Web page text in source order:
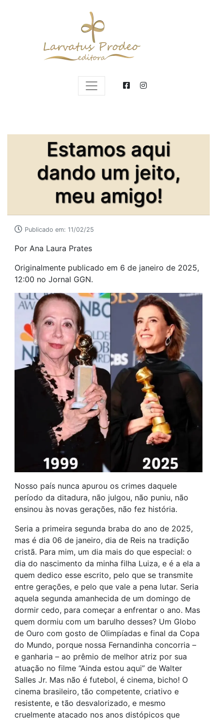
Estamos aqui
dando um jeito,
meu amigo!
Publicado em: 11/02/25
Por Ana Laura Prates
Originalmente publicado em 6 de janeiro de 2025,
12:00 no Jornal GGN.
Nosso país nunca apurou os crimes daquele
período da ditadura, não julgou, não puniu, não
ensinou às novas gerações, não fez história.
Seria a primeira segunda braba do ano de 2025,
mas é dia 06 de janeiro, dia de Reis na tradição
cristã. Para mim, um dia mais do que especial: o
dia do nascimento da minha filha Luiza, e é a ela a
quem dedico esse escrito, pelo que se transmite
entre gerações, e pelo que vale a pena lutar. Seria
aquela segunda amanhecida de um domingo de
dormir cedo, para começar a enfrentar o ano. Mas
quem dormiu com um barulho desses? Um Globo
de Ouro com gosto de Olimpíadas e final da Copa
do Mundo, porque nossa Fernandinha concorria –
e ganharia – ao prêmio de melhor atriz por sua
atuação no filme “Ainda estou aqui” de Walter
Salles Jr. Mas não é futebol, é cinema, bicho! O
cinema brasileiro, tão competente, criativo e
resistente, e tão desvalorizado, e mesmo
cruelmente atacado nos anos distópicos que